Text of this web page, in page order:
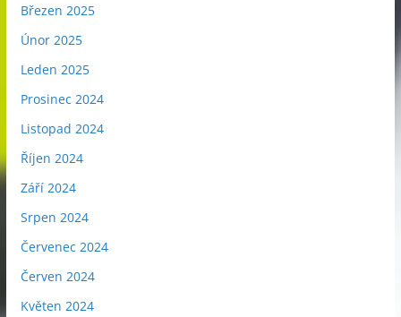
Březen 2025
Únor 2025
Leden 2025
Prosinec 2024
Listopad 2024
Říjen 2024
Září 2024
Srpen 2024
Červenec 2024
Červen 2024
Květen 2024